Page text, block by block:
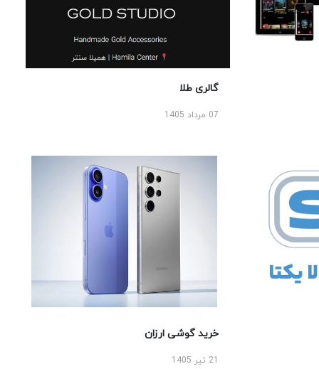
گالری طلا
07 مرداد 1405
خرید گوشی ارزان